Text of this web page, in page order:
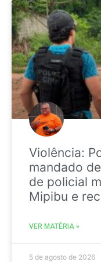
Violência:
mandado
de policial
Mipibu e
VER MATÉRIA »
5 de agosto de 2026